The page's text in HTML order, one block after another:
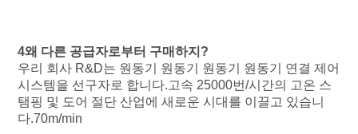
4왜 다른 공급자로부터 구매하지?
우리 회사 R&D는 원동기 원동기 원동기 원동기 연결 제어
시스템을 선구자로 합니다.고속 25000번/시간의 고온 스
탬핑 및 도어 절단 산업에 새로운 시대를 이끌고 있습니
다.70m/min